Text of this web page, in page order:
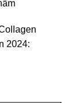
2024: